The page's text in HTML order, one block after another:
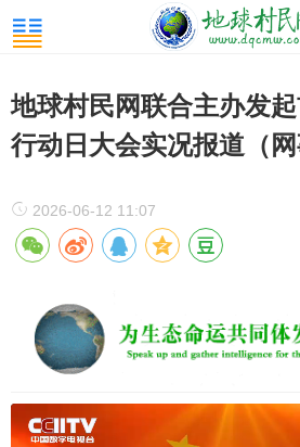
地球村民网联合主办发
行动日大会实况报道（网
2026-06-12 11:07